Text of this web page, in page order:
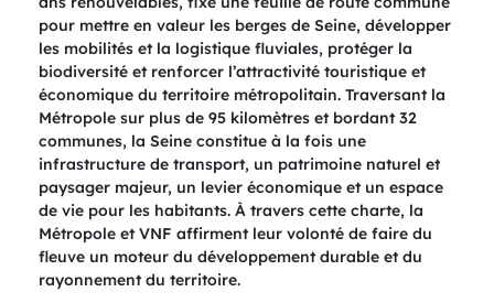
pour mettre en valeur les berges de Seine, développer
les mobilités et la logistique fluviales, protéger la
biodiversité et renforcer l’attractivité touristique et
économique du territoire métropolitain. Traversant la
Métropole sur plus de 95 kilomètres et bordant 32
communes, la Seine constitue à la fois une
infrastructure de transport, un patrimoine naturel et
paysager majeur, un levier économique et un espace
de vie pour les habitants. À travers cette charte, la
Métropole et VNF affirment leur volonté de faire du
fleuve un moteur du développement durable et du
rayonnement du territoire.